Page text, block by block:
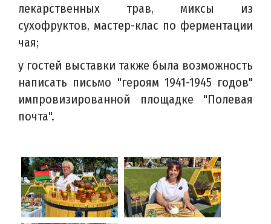
лекарственных трав, миксы из
сухофруктов, мастер-клас по ферментации
чая;
у гостей выставки также была возможность
написать письмо "героям 1941-1945 годов"
импровизированной площадке "Полевая
почта".